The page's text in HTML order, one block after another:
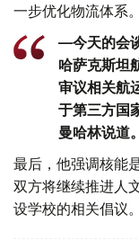
一步优化物流体系。
—今天的会
哈萨克斯坦
审议相关航
于第三方国
曼哈林说道。
最后，他强调核能
双方将继续推进人
设学校的相关倡议。